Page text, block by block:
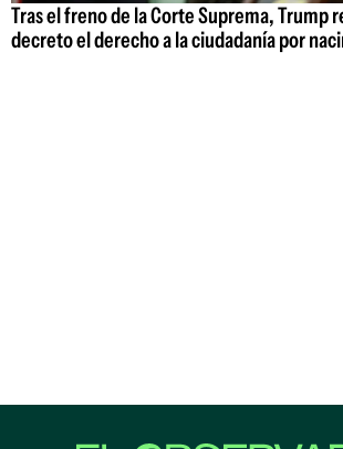
Tras el freno de la Corte Suprema, Trump
decreto el derecho a la ciudadanía por